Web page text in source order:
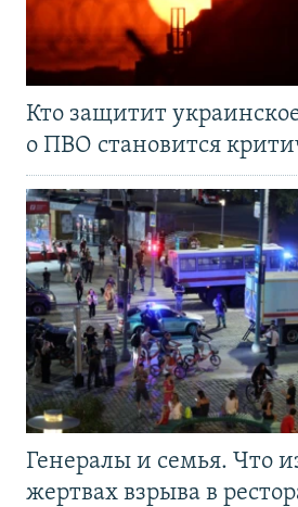
Кто защитит
о ПВО становится
Генералы и семья. Что
жертвах взрыва в